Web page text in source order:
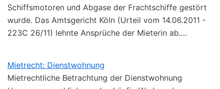
Schiffsmotoren und Abgase der Frachtschiffe gestört
wurde. Das Amtsgericht Köln (Urteil vom 14.06.2011 -
223C 26/11) lehnte Ansprüche der Mieterin ab.…
Mietrecht: Dienstwohnung
Mietrechtliche Betrachtung der Dienstwohnung